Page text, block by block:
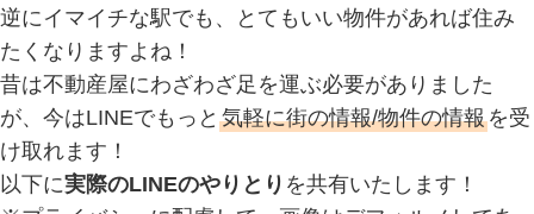
逆にイマイチな駅でも、とてもいい物件があれば住み
たくなりますよね！
昔は不動産屋にわざわざ足を運ぶ必要がありました
が、今はLINEでもっと 気軽に街の情報/物件の情報 を受
け取れます！
以下に実際のLINEのやりとり を共有いたします！